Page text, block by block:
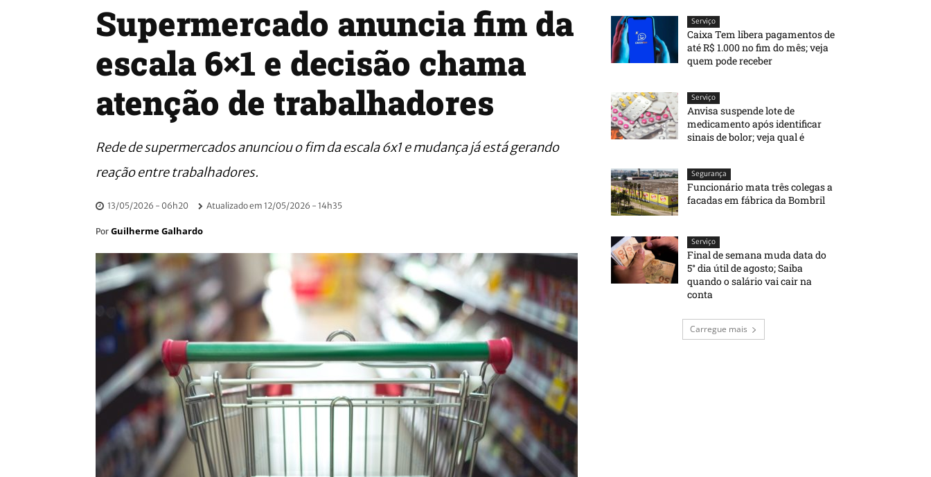
Supermercado anuncia fim da
escala 6×1 e decisão chama
atenção de trabalhadores
Rede de supermercados anunciou o fim da escala 6x1 e mudança já está gerando
reação entre trabalhadores.
13/05/2026 - 06h20 Atualizado em 12/05/2026 - 14h35
Por Guilherme Galhardo
Serviço
Caixa Tem libera pagamentos de
até R$ 1.000 no fim do mês; veja
quem pode receber
Serviço
Anvisa suspende lote de
medicamento após identificar
sinais de bolor; veja qual é
Segurança
Funcionário mata três colegas a
facadas em fábrica da Bombril
Serviço
Final de semana muda data do
5° dia útil de agosto; Saiba
quando o salário vai cair na
conta
Carregue mais